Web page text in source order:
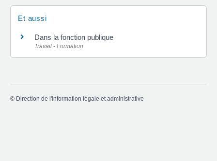
Et aussi
Dans la fonction publique
Travail - Formation
© Direction de l'information légale et administrative